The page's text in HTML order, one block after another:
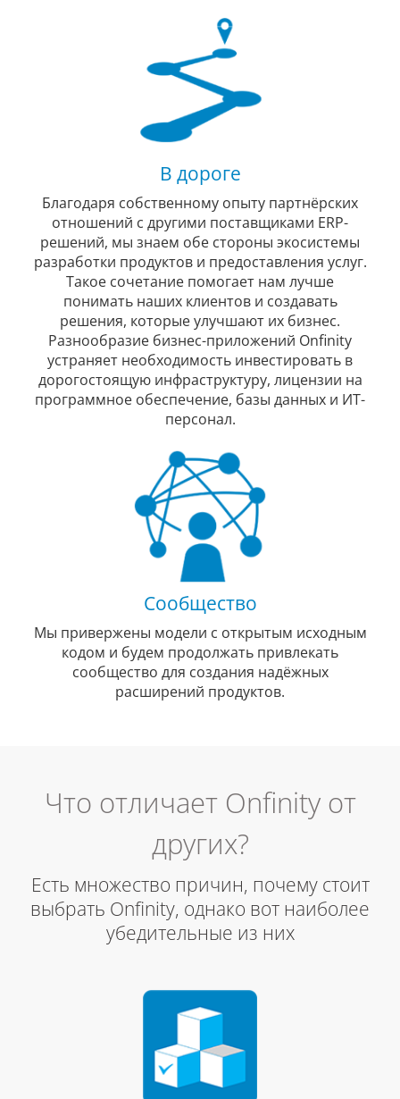
В дороге
Благодаря собственному опыту партнёрских
отношений с другими поставщиками ERP-
решений, мы знаем обе стороны экосистемы
разработки продуктов и предоставления услуг.
Такое сочетание помогает нам лучше
понимать наших клиентов и создавать
решения, которые улучшают их бизнес.
Разнообразие бизнес-приложений Onfinity
устраняет необходимость инвестировать в
дорогостоящую инфраструктуру, лицензии на
программное обеспечение, базы данных и ИТ-
персонал.
Сообщество
Мы привержены модели с открытым исходным
кодом и будем продолжать привлекать
сообщество для создания надёжных
расширений продуктов.
Что отличает Onfinity от
других?
Есть множество причин, почему стоит
выбрать Onfinity, однако вот наиболее
убедительные из них